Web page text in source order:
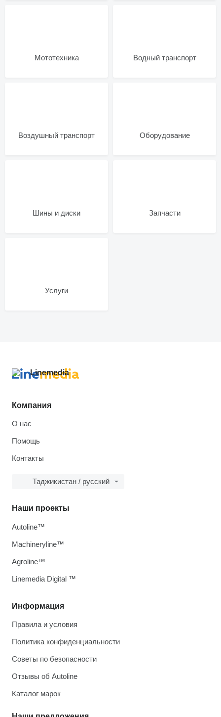
Мототехника Водный транспорт
Воздушный транспорт Оборудование
Шины и диски Запчасти
Услуги
Компания
О нас
Помощь
Контакты
Таджикистан / русский
Информация
Правила и условия
Политика конфиденциальности
Советы по безопасности
Отзывы об Autoline
Каталог марок
Наши проекты
Autoline™
Machineryline™
Agroline™
Linemedia Digital ™